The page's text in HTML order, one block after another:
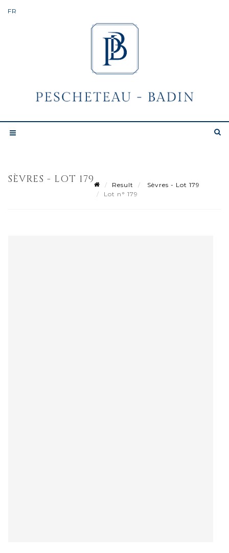
SÈVRES - LOT 179 Result
Sèvres - Lot 179
Lot n° 179